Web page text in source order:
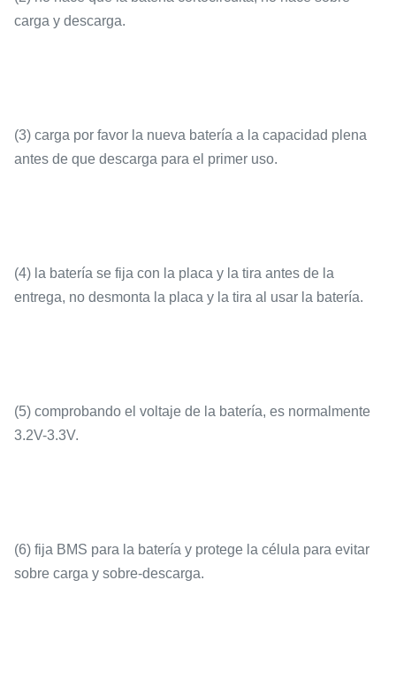
carga y descarga.
(3) carga por favor la nueva batería a la capacidad plena
antes de que descarga para el primer uso.
(4) la batería se fija con la placa y la tira antes de la
entrega, no desmonta la placa y la tira al usar la batería.
(5) comprobando el voltaje de la batería, es normalmente
3.2V-3.3V.
(6) fija BMS para la batería y protege la célula para evitar
sobre carga y sobre-descarga.